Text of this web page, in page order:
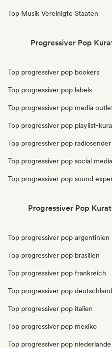
Top Musik Vereinigte Staaten
Progressiver Pop
Top progressiver pop bookers
Top progressiver pop labels
Top progressiver pop media
Top progressiver pop playlist-
Top progressiver pop radiosender
Top progressiver pop social
Top progressiver pop sound
Progressiver Pop
Top progressiver pop argentinien
Top progressiver pop brasilien
Top progressiver pop frankreich
Top progressiver pop deutschland
Top progressiver pop italien
Top progressiver pop mexiko
Top progressiver pop niederlande